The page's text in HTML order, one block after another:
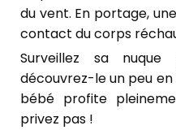
du vent. En portage,
contact du corps
Surveillez sa
découvrez-le un peu
bébé profite
privez pas !